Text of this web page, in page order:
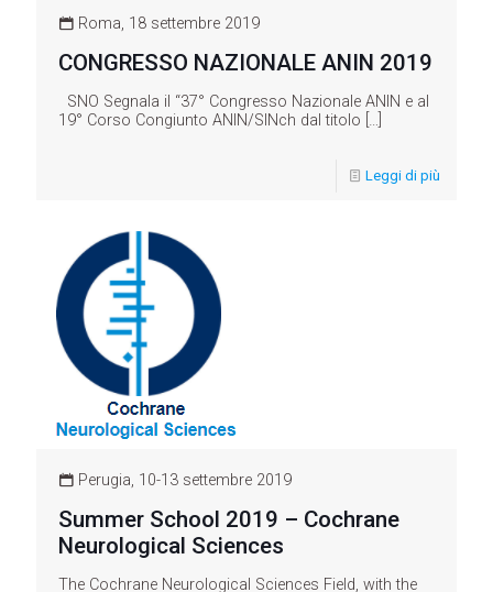
Roma, 18 settembre 2019
CONGRESSO NAZIONALE ANIN 2019
SNO Segnala il “37° Congresso Nazionale ANIN e al
19° Corso Congiunto ANIN/SINch dal titolo […]
Leggi di più
Perugia, 10-13 settembre 2019
Summer School 2019 – Cochrane
Neurological Sciences
The Cochrane Neurological Sciences Field, with the